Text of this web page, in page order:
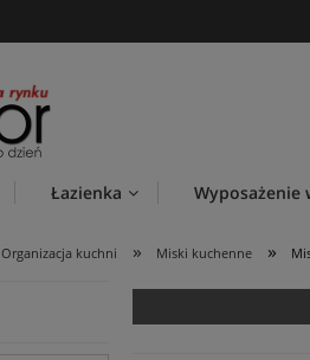
Łazienka Wyposażenie
Organizacja kuchni » Miski kuchenne »